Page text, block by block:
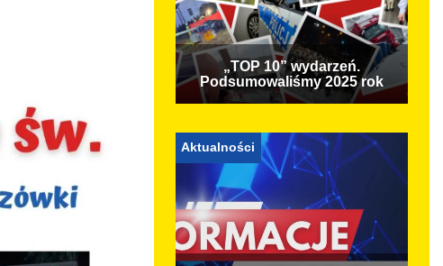
„TOP 10” wydarzeń.
Podsumowaliśmy 2025 rok
Aktualności